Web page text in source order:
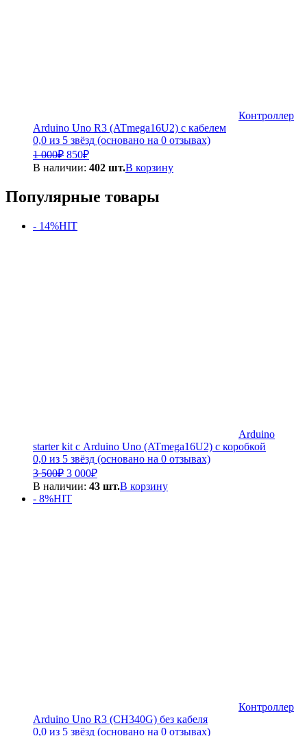
Контроллер
Arduino Uno R3 (ATmega16U2) с кабелем
0,0 из 5 звёзд (основано на 0 отзывах)
1 000₽ Первоначальная
цена
000₽.
850₽Текущая
цена:
В наличии: 402 шт.В корзину
Популярные товары
- 14%HIT
Arduino
starter kit с Arduino Uno (ATmega16U2) с коробкой
0,0 из 5 звёзд (основано на 0 отзывах)
3 500₽ Первоначальная
цена
составляла
3
3 000₽Текущая
цена:
В наличии: 43 шт.В корзину
- 8%HIT
Контроллер
Arduino Uno R3 (CH340G) без кабеля
0,0 из 5 звёзд (основано на 0 отзывах)